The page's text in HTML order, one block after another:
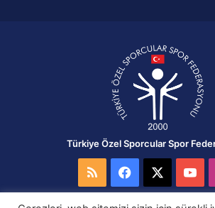
Türkiye Özel Sporcular Spor
RSS Facebook